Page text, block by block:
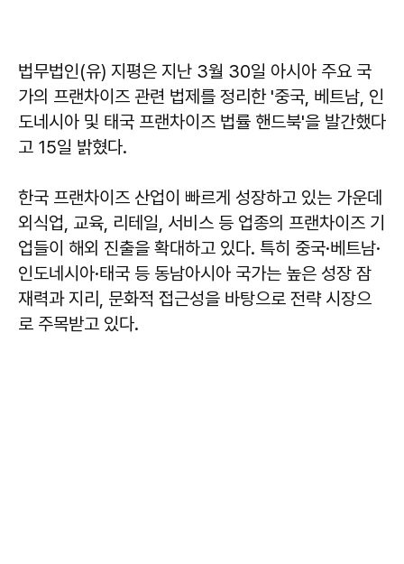
법무법인(유) 지평은 지난 3월 30일 아시아 주요 국
가의 프랜차이즈 관련 법제를 정리한 '중국, 베트남, 인
도네시아 및 태국 프랜차이즈 법률 핸드북'을 발간했다
고 15일 밝혔다.
한국 프랜차이즈 산업이 빠르게 성장하고 있는 가운데
외식업, 교육, 리테일, 서비스 등 업종의 프랜차이즈 기
업들이 해외 진출을 확대하고 있다. 특히 중국·베트남·
인도네시아·태국 등 동남아시아 국가는 높은 성장 잠
재력과 지리, 문화적 접근성을 바탕으로 전략 시장으
로 주목받고 있다.